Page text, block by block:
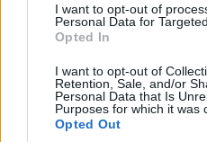
I want to opt-out of
Personal Data for
Opted In
I want to opt-out of
Retention, Sale, and/or
Personal Data that Is
Purposes for which it was
Opted Out
ΣτοYoutube
καλύτερη κατανόηση της
χρησιμοποιούμε.